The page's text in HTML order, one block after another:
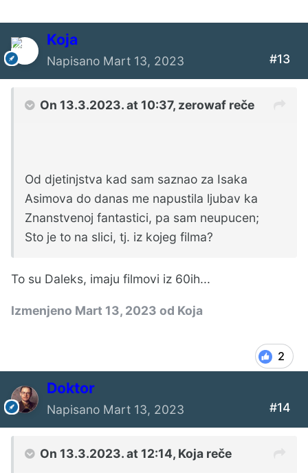
Koja
Napisano Mart 13, 2023 #13
On 13.3.2023. at 10:37, zerowaf reče
Od djetinjstva kad sam saznao za Isaka
Asimova do danas me napustila ljubav ka
Znanstvenoj fantastici, pa sam neupucen;
Sto je to na slici, tj. iz kojeg filma?
To su Daleks, imaju filmovi iz 60ih...
Izmenjeno Mart 13, 2023 od Koja
2
Doktor
Napisano Mart 13, 2023 #14
On 13.3.2023. at 12:14, Koja reče